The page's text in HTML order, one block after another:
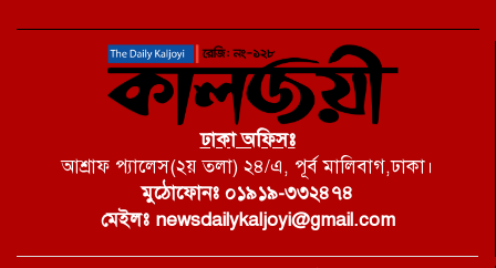
ঢাকা অফিসঃ
আশ্রাফ প্যালেস(২য় তলা) ২৪/এ, পূর্ব মালিবাগ,ঢাকা।
মুঠোফোনঃ ০১৯১৯-৩৩২৪৭৪
মেইলঃ newsdailykaljoyi@gmail.com